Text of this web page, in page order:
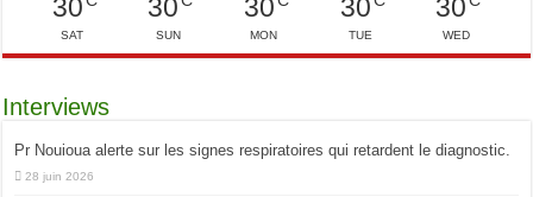
30
SAT
30
SUN
30
MON
30
TUE
30
WED
Interviews
Pr Nouioua alerte sur les signes respiratoires qui retardent le diagnostic.
28 juin 2026